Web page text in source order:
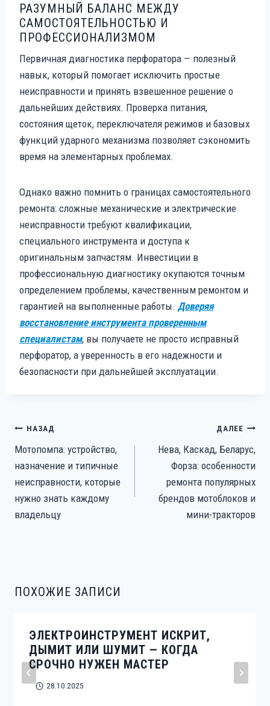
РАЗУМНЫЙ БАЛАНС МЕЖДУ
САМОСТОЯТЕЛЬНОСТЬЮ И
ПРОФЕССИОНАЛИЗМОМ
Первичная диагностика перфоратора — полезный
навык, который помогает исключить простые
неисправности и принять взвешенное решение о
дальнейших действиях. Проверка питания,
состояния щеток, переключателя режимов и базовых
функций ударного механизма позволяет сэкономить
время на элементарных проблемах.
Однако важно помнить о границах самостоятельного
ремонта: сложные механические и электрические
неисправности требуют квалификации,
специального инструмента и доступа к
оригинальным запчастям. Инвестиции в
профессиональную диагностику окупаются точным
определением проблемы, качественным ремонтом и
гарантией на выполненные работы. Доверяя
восстановление инструмента проверенным
специалистам, вы получаете не просто исправный
перфоратор, а уверенность в его надежности и
безопасности при дальнейшей эксплуатации.
НАВИГАЦИЯ
ЗАПИСЯМ
НАЗАД
Мотопомпа: устройство,
назначение и типичные
неисправности, которые
нужно знать каждому
владельцу
ДАЛЕЕ
Нева, Каскад, Беларус,
Форза: особенности
ремонта популярных
брендов мотоблоков и
мини-тракторов
ПОХОЖИЕ ЗАПИСИ
ЭЛЕКТРОИНСТРУМЕНТ ИСКРИТ,
ДЫМИТ ИЛИ ШУМИТ — КОГДА
СРОЧНО НУЖЕН МАСТЕР
28.10.2025